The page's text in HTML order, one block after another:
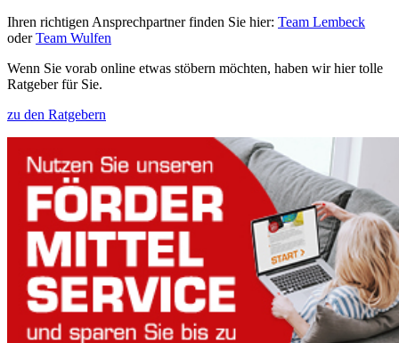
Ihren richtigen Ansprechpartner finden Sie hier: Team Lembeck
oderTeam Wulfen
Wenn Sie vorab online etwas stöbern möchten, haben wir hier tolle
Ratgeber für Sie.
zu den Ratgebern